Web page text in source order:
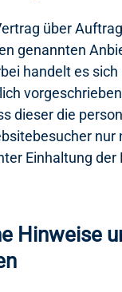
über
genannten
handelt es sich
dieser die
nur
Einhaltung der
Hinweise